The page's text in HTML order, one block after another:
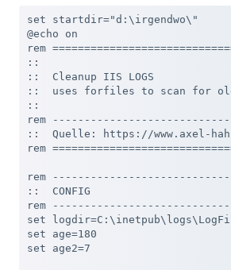
set startdir="d:\irgendwo\"
@echo on
rem
::
::  Cleanup IIS LOGS
::  uses forfiles to scan for
::
rem
::  Quelle: https://www.axel-
rem
rem
::  CONFIG
rem
set
set age=180
set age2=7